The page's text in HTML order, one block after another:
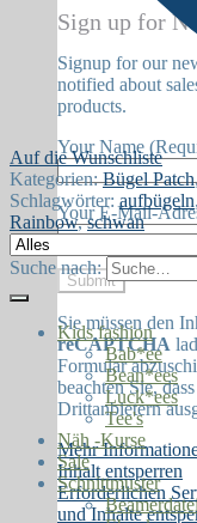
Sign up for
Signup for our
notified about
products.
Your Name
Your E-Mail-
Sie müssen den
reCAPTCHA
Formular
beachten Sie,
Drittanbietern
Mehr
Inhalt entsperren
Erforderlichen
und Inhalte
Auf die Wunschliste
Kategorien:Bügel Patch
Schlagwörter: aufbügeln,
Rainbow,schwan
Suche nach:
Kids fashion
Bab*ee
Bean*ees
Luck*ees
Tee's
Näh -Kurse
Sale
Schnittmuster